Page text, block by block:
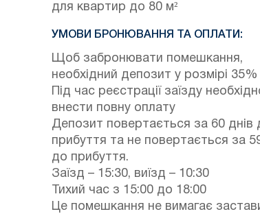
для квартир до 80 м²
УМОВИ БРОНЮВАННЯ ТА ОПЛАТИ:
Щоб забронювати помешкання,
необхідний депозит у розмірі 35%
Під час реєстрації заїзду
внести повну оплату
Депозит повертається за 60 днів
прибуття та не повертається за
до прибуття.
Заїзд – 15:30, виїзд – 10:30
Тихий час з 15:00 до 18:00
Це помешкання не вимагає